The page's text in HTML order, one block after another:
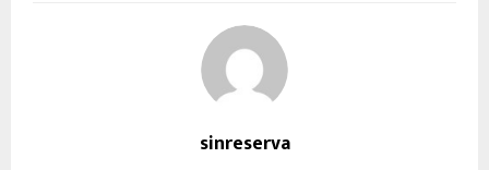
sinreserva